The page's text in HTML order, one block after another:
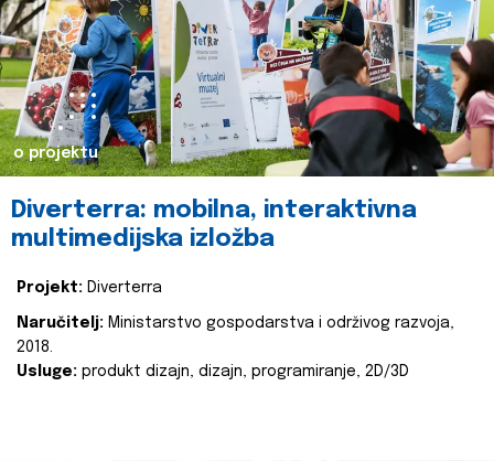
o projektu
Diverterra: mobilna, interaktivna
multimedijska izložba
Projekt: Diverterra
Naručitelj: Ministarstvo gospodarstva i održivog razvoja,
2018.
Usluge: produkt dizajn, dizajn, programiranje, 2D/3D